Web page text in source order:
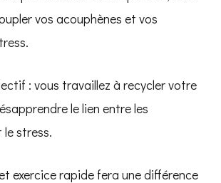
vos acouphènes et vos
: vous travaillez à recycler votre
le lien entre les
stress.
exercice rapide fera une différence